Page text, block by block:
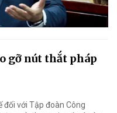
gỡ nút thắt pháp
đối với Tập đoàn Công